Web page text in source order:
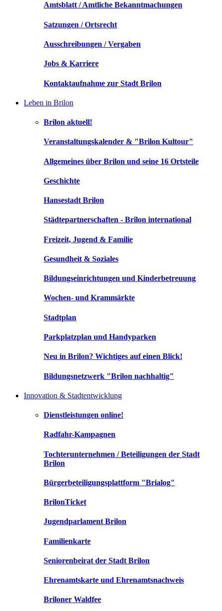
Amtsblatt / Amtliche Bekanntmachungen
Satzungen / Ortsrecht
Ausschreibungen / Vergaben
Jobs & Karriere
Kontaktaufnahme zur Stadt Brilon
Leben in Brilon
Brilon aktuell!
Veranstaltungskalender & "Brilon Kultour"
Allgemeines über Brilon und seine 16 Ortsteile
Geschichte
Hansestadt Brilon
Städtepartnerschaften - Brilon international
Freizeit, Jugend & Familie
Gesundheit & Soziales
Bildungseinrichtungen und Kinderbetreuung
Wochen- und Krammärkte
Stadtplan
Parkplatzplan und Handyparken
Neu in Brilon? Wichtiges auf einen Blick!
Bildungsnetzwerk "Brilon nachhaltig"
Innovation & Stadtentwicklung
Dienstleistungen online!
Radfahr-Kampagnen
Tochterunternehmen / Beteiligungen der Stadt
Brilon
Bürgerbeteiligungsplattform "Brialog"
BrilonTicket
Jugendparlament Brilon
Familienkarte
Seniorenbeirat der Stadt Brilon
Ehrenamtskarte und Ehrenamtsnachweis
Briloner Waldfee